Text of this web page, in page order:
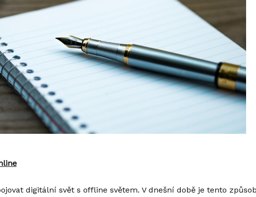
digitální svět s offline světem. V dnešní době je tento